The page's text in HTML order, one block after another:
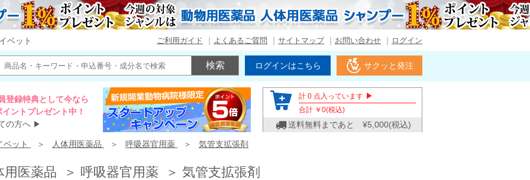
ベット ご利用ガイド よくあるご質問 サイトマップ お問い合わせ ログイン
ログインはこちら サクッと発注
登録特典として今なら
ントプレゼント中！
の方へ ▶
計 0 点入っています ▶
合計 ￥ 0(税込)
送料無料まであと ¥5,000(税込)
ベット 人体用医薬品 呼吸器官用薬 気管支拡張剤
用医薬品 ＞ 呼吸器官用薬 ＞ 気管支拡張剤